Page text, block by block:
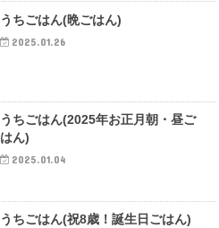
うちごはん(晩ごはん)
2025.01.26
うちごはん(2025年お正月朝・昼ご
はん)
2025.01.04
うちごはん(祝8歳！誕生日ごはん)